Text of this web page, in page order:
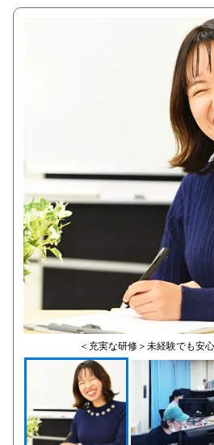
＜充実な研修＞未経験でも安